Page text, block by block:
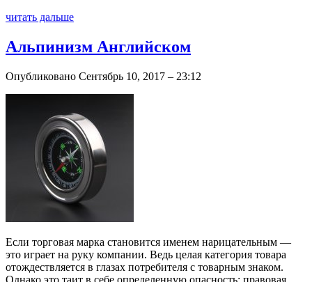
читать дальше
Альпинизм Английском
Опубликовано Сентябрь 10, 2017 – 23:12
Если торговая марка становится именем нарицательным —
это играет на руку компании. Ведь целая категория товара
отождествляется в глазах потребителя с товарным знаком.
Однако это таит в себе определенную опасность: правовая